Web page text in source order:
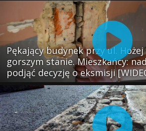
Pękający budynek przy ul.
gorszym stanie. Mieszkańcy:
podjąć decyzję o eksmisji